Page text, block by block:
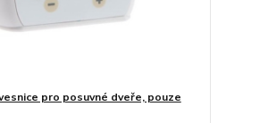
pro posuvné dveře, pouze